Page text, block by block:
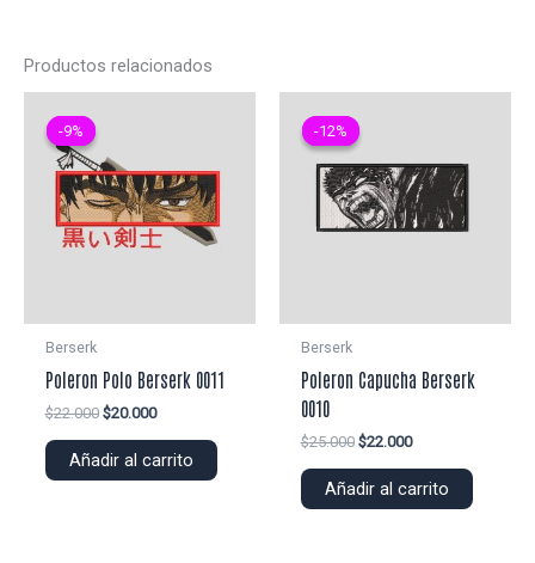
Productos relacionados
-9%
-9%
Berserk
Poleron Polo Berserk 0011
$22.000 El
original
$20.000El
actual
Añadir al carrito
-12%
-12%
Berserk
Poleron Capucha Berserk
0010
$25.000 El
original
$22.000El
actual
Añadir al carrito